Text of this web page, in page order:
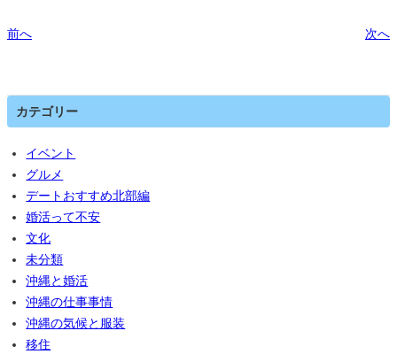
前へ 次へ
カテゴリー
イベント
グルメ
デートおすすめ北部編
婚活って不安
文化
未分類
沖縄と婚活
沖縄の仕事事情
沖縄の気候と服装
移住